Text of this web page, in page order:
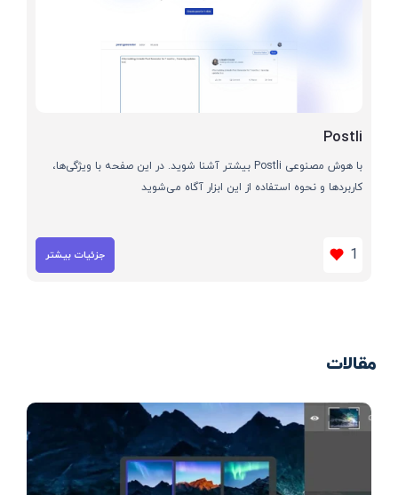
Postli
با هوش مصنوعی Postli بیشتر آشنا شوید. در این صفحه با ویژگی‌ها،
کاربردها و نحوه استفاده از این ابزار آگاه می‌شوید
1 جزئیات بیشتر
مقالات